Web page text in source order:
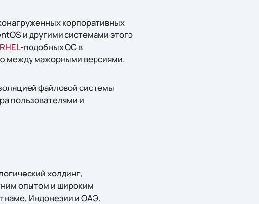
корпоративных
и другими системами этого
-подобных ОС в
между мажорными версиями.
файловой системы
пользователями и
холдинг,
опытом и широким
Индонезии и ОАЭ.